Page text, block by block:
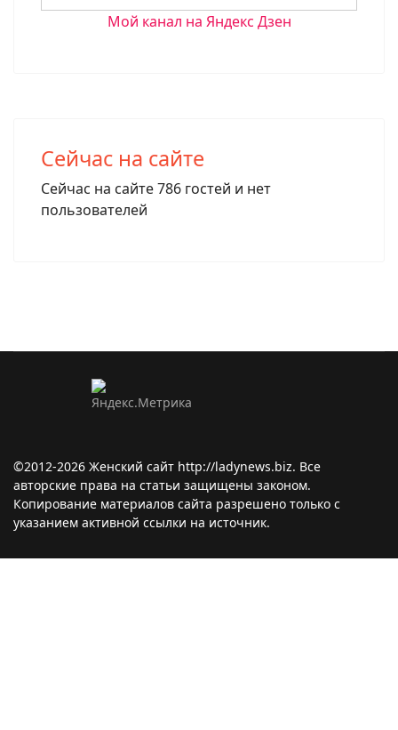
Мой канал на Яндекс Дзен
Сейчас на сайте
Сейчас на сайте 786 гостей и нет
пользователей
©2012-2026 Женский сайт http://ladynews.biz. Все
авторские права на статьи защищены законом.
Копирование материалов сайта разрешено только с
указанием активной ссылки на источник.